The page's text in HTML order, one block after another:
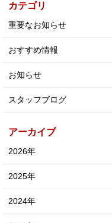
カテゴリ
重要なお知らせ
おすすめ情報
お知らせ
スタッフブログ
アーカイブ
2026年
2025年
2024年